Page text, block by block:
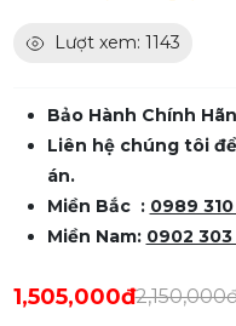
Lượt xem: 1143
Bảo Hành Chính
Liên hệ chúng tôi
án.
Miền Bắc : 0989
Miền Nam: 0902
1,505,000đ